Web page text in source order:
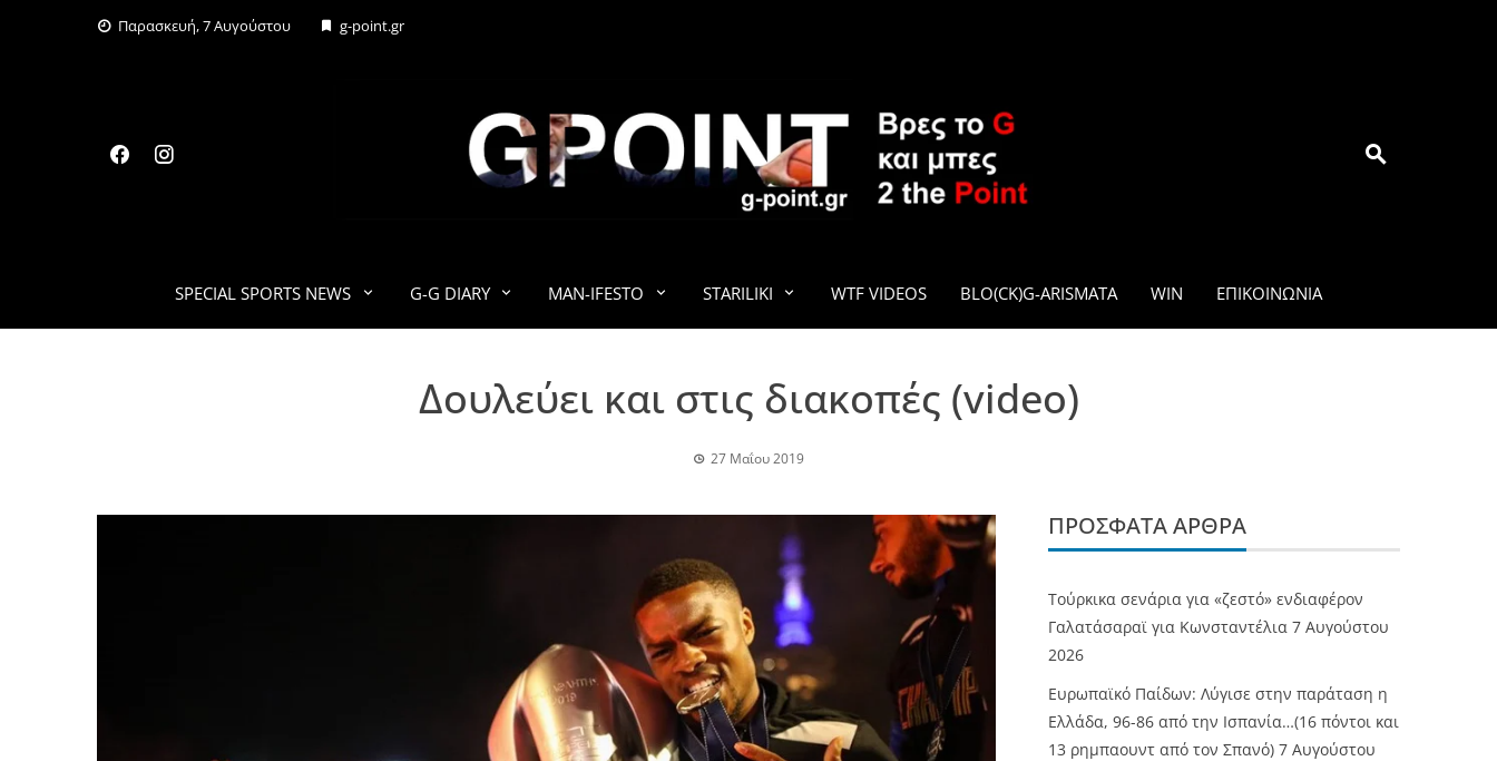
Παρασκευή, 7 Αυγούστου g-point.gr
G-POINT.GR
SPECIAL SPORTS NEWS G-G DIARY MAN-IFESTO STARILIKI WTF VIDEOS BLO(CK)G-ARISMATA WIN ΕΠΙΚΟΙΝΩΝΊΑ
Δουλεύει και στις διακοπές (video)
27 Μαΐου 2019
ΠΡΌΣΦΑΤΑ ΆΡΘΡΑ
Τούρκικα σενάρια για «ζεστό» ενδιαφέρον
Γαλατάσαραϊ για Κωνσταντέλια 7 Αυγούστου
2026
Ευρωπαϊκό Παίδων: Λύγισε στην παράταση η
Ελλάδα, 96-86 από την Ισπανία…(16 πόντοι και
13 ρημπαουντ από τον Σπανό) 7 Αυγούστου